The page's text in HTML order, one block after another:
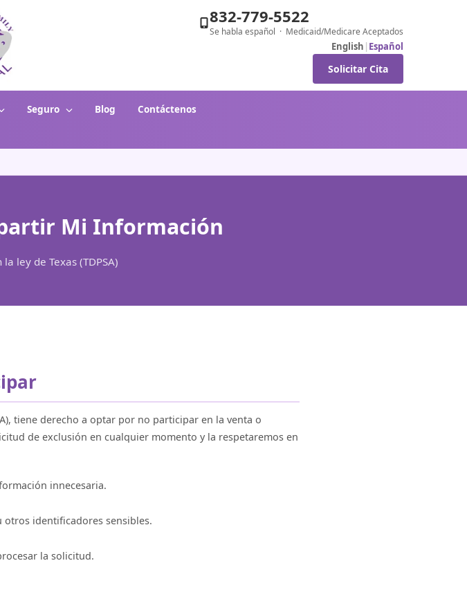
832-779-5522
Se habla español · Medicaid/Medicare Aceptados
English | Español
Solicitar Cita
Seguro Blog Contáctenos
Mi Información
ley de Texas (TDPSA)
tiene derecho a optar por no participar en la venta o
de exclusión en cualquier momento y la respetaremos en
innecesaria.
otros identificadores sensibles.
la solicitud.